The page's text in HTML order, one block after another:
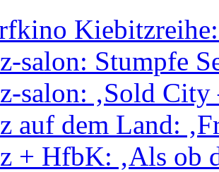
Kiebitzreihe:
salon: Stumpfe
salon: ‚Sold
auf dem Land:
+ HfbK: ‚Als ob